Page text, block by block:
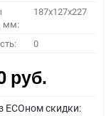
мм:
187x127x227
0
руб.
ECOном скидки: